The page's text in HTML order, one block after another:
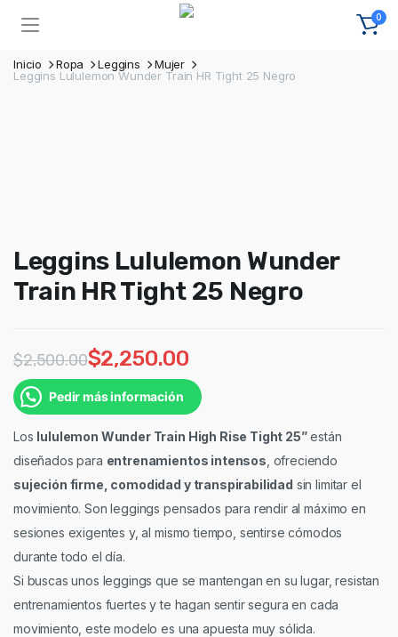
0
Inicio Ropa Leggins
Mujer
Leggins Lululemon Wunder Train HR Tight 25 Negro
Leggins Lululemon Wunder
Train HR Tight 25 Negro
$2,500.00$2,250.00
Pedir más información
Los lululemon Wunder Train High Rise Tight 25”están
diseñados para entrenamientos intensos , ofreciendo
sujeción firme, comodidad y transpirabilidad sin limitar el
movimiento. Son leggings pensados para rendir al máximo en
sesiones exigentes y, al mismo tiempo, sentirse cómodos
durante todo el día.
Si buscas unos leggings que se mantengan en su lugar, resistan
entrenamientos fuertes y te hagan sentir segura en cada
movimiento, este modelo es una apuesta muy sólida.